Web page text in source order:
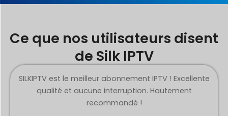
Ce que nos utilisateurs disent
de Silk IPTV
SILKIPTV est le meilleur abonnement IPTV ! Excellente
qualité et aucune interruption. Hautement
recommandé !